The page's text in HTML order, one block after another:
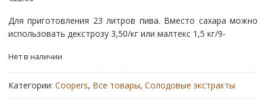
Для приготовления 23 литров пива. Вместо сахара можно
использовать декстрозу 3,50/кг или малтекс 1,5 кг/9-
Нет в наличии
Категории: Coopers, Все товары, Солодовые экстракты